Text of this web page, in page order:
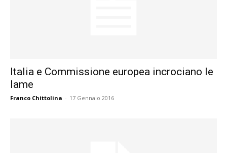
Italia e Commissione europea incrociano le
lame
Franco Chittolina - 17 Gennaio 2016